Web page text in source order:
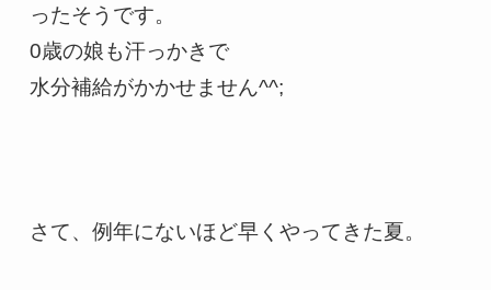
ったそうです。
0歳の娘も汗っかきで
水分補給がかかせません^^;
さて、例年にないほど早くやってきた夏。